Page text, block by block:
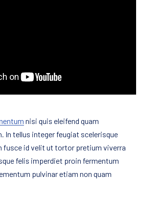
nisi quis eleifend quam
In tellus integer feugiat scelerisque
fusce id velit ut tortor pretium viverra
felis imperdiet proin fermentum
pulvinar etiam non quam